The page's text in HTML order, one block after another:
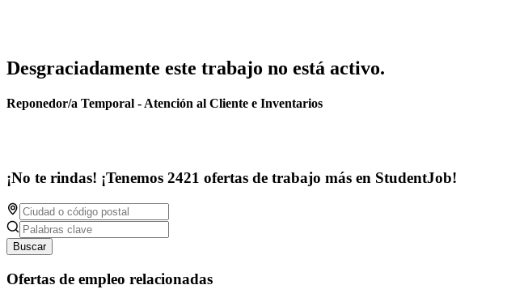
Desgraciadamente este trabajo no está activo.
Reponedor/a Temporal - Atención al Cliente e Inventarios
¡No te rindas! ¡Tenemos 2421 ofertas de trabajo más en StudentJob!
Buscar
Ofertas de empleo relacionadas